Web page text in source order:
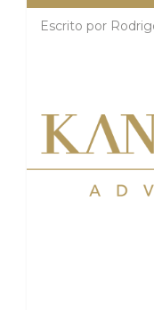
Escrito por